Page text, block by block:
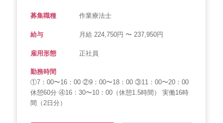
募集職種 作業療法士
給与 月給 224,750円 〜 237,950円
雇用形態 正社員
勤務時間
①7：00〜16：00 ②9：00〜18：00 ③11：00〜20：00
休憩60分 ④16：30〜10：00（休憩1.5時間） 実働16時
間（2日分）